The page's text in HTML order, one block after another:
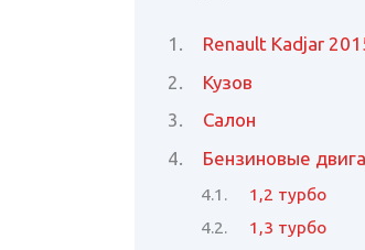
Renault Kadjar
Кузов
Салон
Бензиновые
1,2 турбо
1,3 турбо